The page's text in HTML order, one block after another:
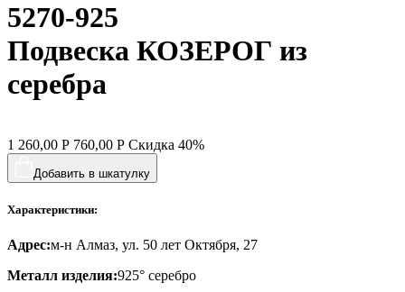
хвост кита
цветы
человечки
черепаха
яблочки
5270-925
Подвеска КОЗЕРОГ из
серебра
1 260,00 Р 760,00 Р Скидка 40%
Добавить в шкатулку
Характеристики:
Адрес:м-н Алмаз, ул. 50 лет Октября, 27
Металл изделия:925° серебро